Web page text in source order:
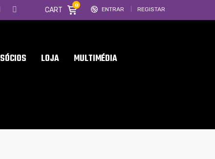
ENTRAR REGISTAR
CART
0
SÓCIOS LOJA MULTIMÉDIA